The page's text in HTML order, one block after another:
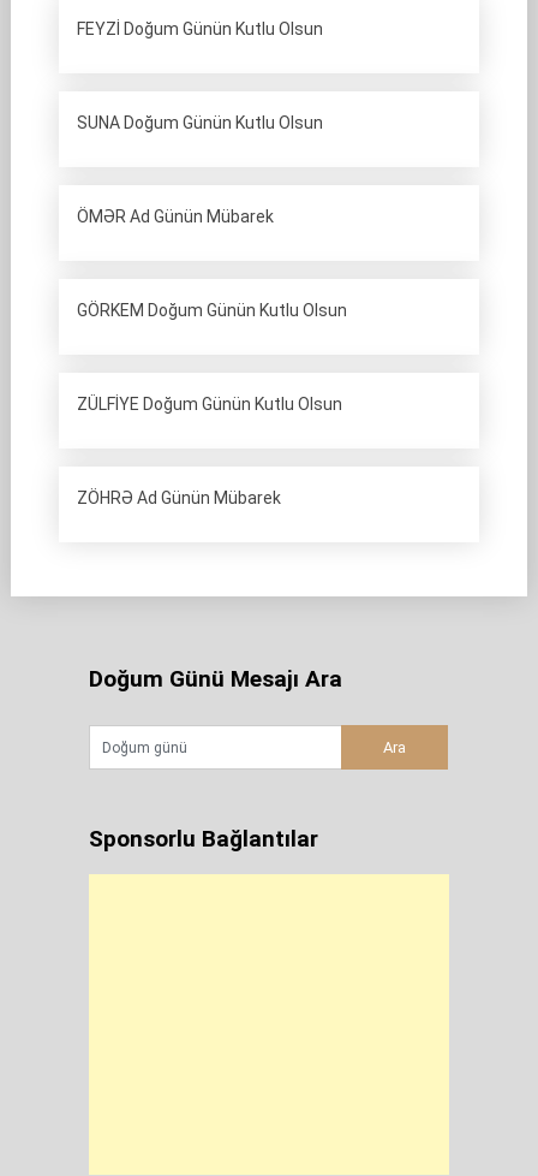
FEYZİ Doğum Günün Kutlu Olsun
SUNA Doğum Günün Kutlu Olsun
ÖMƏR Ad Günün Mübarek
GÖRKEM Doğum Günün Kutlu Olsun
ZÜLFİYE Doğum Günün Kutlu Olsun
ZÖHRƏ Ad Günün Mübarek
Doğum Günü Mesajı Ara
Sponsorlu Bağlantılar